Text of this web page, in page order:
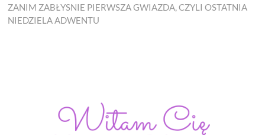
post:
ZANIM ZABŁYSNIE PIERWSZA GWIAZDA, CZYLI OSTATNIA
NIEDZIELA ADWENTU